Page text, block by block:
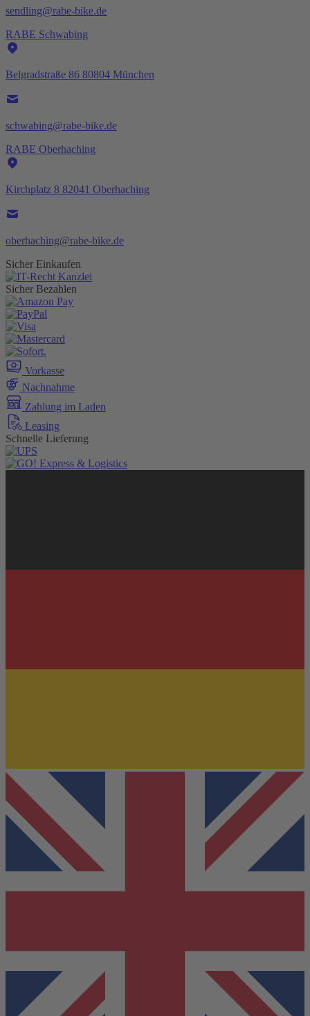
sendling@rabe-bike.de
RABE Schwabing
Belgradstraße 86 80804 München
schwabing@rabe-bike.de
RABE Oberhaching
Kirchplatz 8 82041 Oberhaching
oberhaching@rabe-bike.de
Sicher Einkaufen
Sicher Bezahlen
Vorkasse
Nachnahme
Zahlung im Laden
Leasing
Schnelle Lieferung